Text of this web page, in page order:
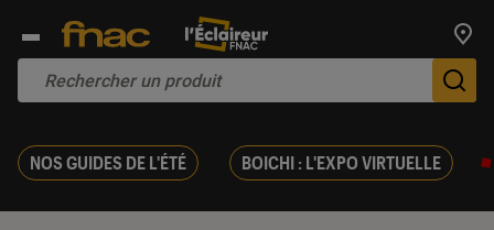
NOS GUIDES DE L'ÉTÉ BOICHI : L'EXPO VIRTUELLE